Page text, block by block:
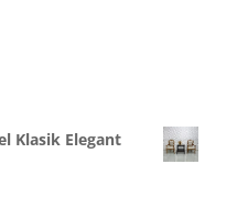
Klasik Elegant